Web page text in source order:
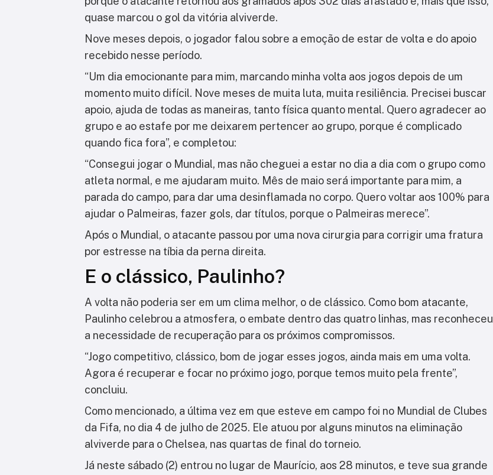
quase marcou o gol da vitória alviverde.
Nove meses depois, o jogador falou sobre a emoção de estar de volta e do apoio
recebido nesse período.
“Um dia emocionante para mim, marcando minha volta aos jogos depois de um
momento muito difícil. Nove meses de muita luta, muita resiliência. Precisei buscar
apoio, ajuda de todas as maneiras, tanto física quanto mental. Quero agradecer ao
grupo e ao estafe por me deixarem pertencer ao grupo, porque é complicado
quando fica fora”, e completou:
“Consegui jogar o Mundial, mas não cheguei a estar no dia a dia com o grupo como
atleta normal, e me ajudaram muito. Mês de maio será importante para mim, a
parada do campo, para dar uma desinflamada no corpo. Quero voltar aos 100% para
ajudar o Palmeiras, fazer gols, dar títulos, porque o Palmeiras merece”.
Após o Mundial, o atacante passou por uma nova cirurgia para corrigir uma fratura
por estresse na tíbia da perna direita.
E o clássico, Paulinho?
A volta não poderia ser em um clima melhor, o de clássico. Como bom atacante,
Paulinho celebrou a atmosfera, o embate dentro das quatro linhas, mas reconheceu
a necessidade de recuperação para os próximos compromissos.
“Jogo competitivo, clássico, bom de jogar esses jogos, ainda mais em uma volta.
Agora é recuperar e focar no próximo jogo, porque temos muito pela frente”,
concluiu.
Como mencionado, a última vez em que esteve em campo foi no Mundial de Clubes
da Fifa, no dia 4 de julho de 2025. Ele atuou por alguns minutos na eliminação
alviverde para o Chelsea, nas quartas de final do torneio.
Já neste sábado (2) entrou no lugar de Maurício, aos 28 minutos, e teve sua grande